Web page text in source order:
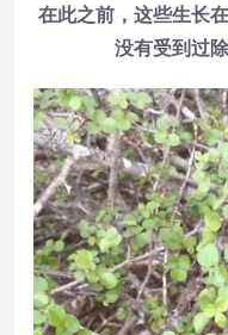
在此之前，这些生长
没有受到过